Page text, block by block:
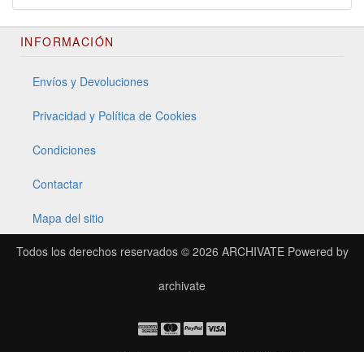
INFORMACIÓN
Envíos y Devoluciones
Privacidad y Política de Cookies
Condiciones
Contactar
Mapa del sitio
Todos los derechos reservados © 2026 ARCHIVATEPowered by
archivate